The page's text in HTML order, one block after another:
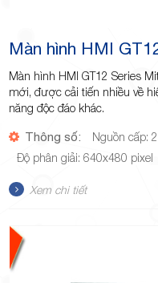
Màn hình HMI
Màn hình HMI GT12 Series
mới, được cải tiến nhiều về
năng độc đáo khác.
Thông số: Nguồn cấp:
Độ phân giải: 640x480 pixel
Xem chi tiết